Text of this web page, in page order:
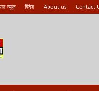
न्यूज़ विदेश About us Contact